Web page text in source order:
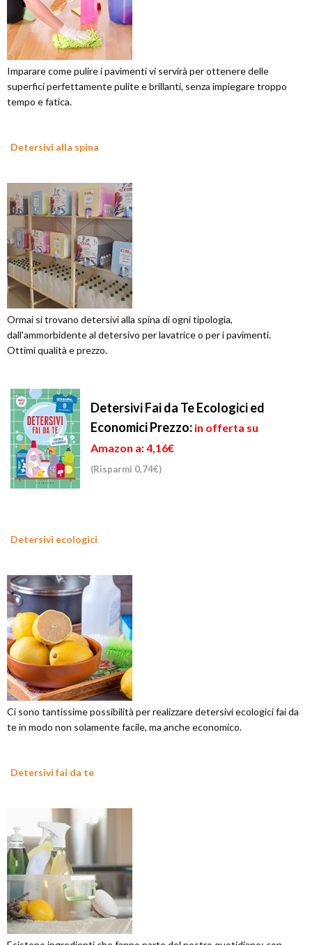
Imparare come pulire i pavimenti vi servirà per ottenere delle
superfici perfettamente pulite e brillanti, senza impiegare troppo
tempo e fatica.
Detersivi alla spina
Ormai si trovano detersivi alla spina di ogni tipologia,
dall'ammorbidente al detersivo per lavatrice o per i pavimenti.
Ottimi qualità e prezzo.
Detersivi Fai da Te Ecologici ed
EconomiciPrezzo: in offerta su
Amazon a: 4,16€
(Risparmi 0,74€)
Detersivi ecologici
Ci sono tantissime possibilità per realizzare detersivi ecologici fai da
te in modo non solamente facile, ma anche economico.
Detersivi fai da te